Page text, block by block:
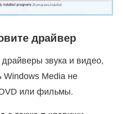
драйвер
звука и видео,
Windows Media не
DVD или фильмы.